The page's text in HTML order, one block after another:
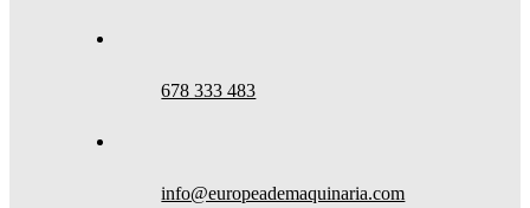
678 333 483
info@europeademaquinaria.com